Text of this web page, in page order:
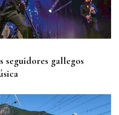
seguidores gallegos